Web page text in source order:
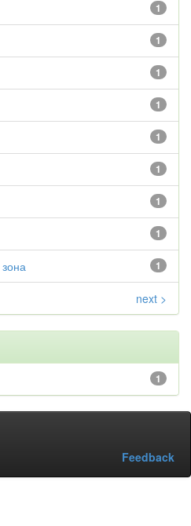
1
1
1
1
1
1
1
1
1
next >
1
Feedback